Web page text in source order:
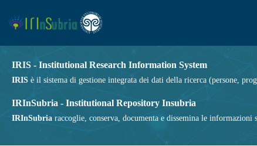
IRIS - Institutional Research Information System
IRIS è il sistema di gestione integrata dei dati della ricerca (persone,
IRInSubria - Institutional Repository Insubria
IRInSubria raccoglie, conserva, documenta e dissemina le